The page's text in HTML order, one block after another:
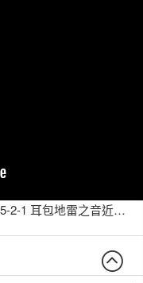
111 - 磨課師課程 - 黃庭頎 - 迷因漢字－5-2-1 耳包地雷之音近訛誤（一）